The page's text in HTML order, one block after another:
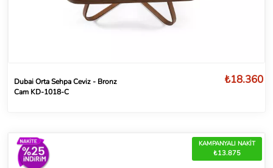
Dubai Orta Sehpa Ceviz - Bronz
Cam KD-1018-C
₺18.360
KAMPANYALI NAKİT
₺13.875